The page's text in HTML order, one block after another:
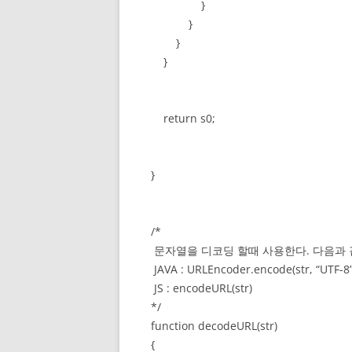
}
}
}
}
return s0;
}
/*
문자열을 디코딩 할때 사용한다. 다음과
JAVA : URLEncoder.encode(str, “UTF-
JS : encodeURL(str)
*/
function decodeURL(str)
{